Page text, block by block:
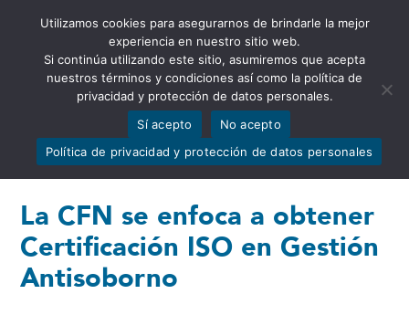
Abrir barra de herramientas
La CFN se enfoca a obtener
Certificación ISO en Gestión
Antisoborno
Utilizamos cookies para asegurarnos de brindarle la mejor
experiencia en nuestro sitio web.
Si continúa utilizando este sitio, asumiremos que acepta
nuestros términos y condiciones así como la política de
privacidad y protección de datos personales.
Sí acepto
No acepto
Política de privacidad y protección de datos personales